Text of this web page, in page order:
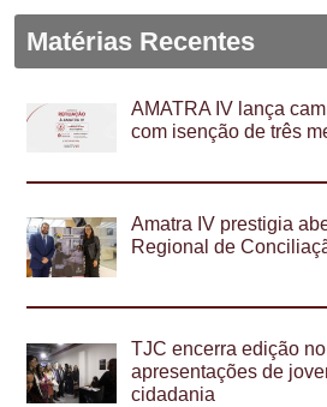
Matérias Recentes
AMATRA IV lança
com isenção de três
Amatra IV prestigia
Regional de
TJC encerra edição
apresentações de
cidadania